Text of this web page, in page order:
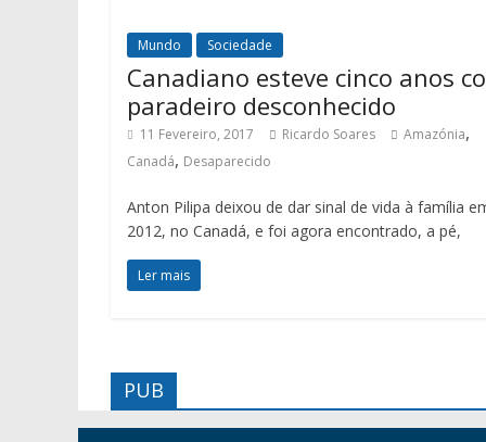
Mundo Sociedade
Canadiano esteve cinco anos
paradeiro desconhecido
11 Fevereiro, 2017 Ricardo Soares Amazónia,
Canadá, Desaparecido
Anton Pilipa deixou de dar sinal de vida à família
2012, no Canadá, e foi agora encontrado, a pé,
Ler mais
PUB